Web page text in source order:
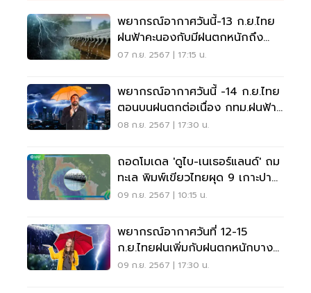
พยากรณ์อากาศวันนี้-13 ก.ย.ไทย
ฝนฟ้าคะนองกับมีฝนตกหนักถึง
หนักมากบางแห่ง
07 ก.ย. 2567 | 17:15 น.
พยากรณ์อากาศวันนี้ -14 ก.ย.ไทย
ตอนบนฝนตกต่อเนื่อง กทม.ฝนฟ้า
คะนอง 60 – 70 %
08 ก.ย. 2567 | 17:30 น.
ถอดโมเดล 'ดูไบ-เนเธอร์แลนด์' ถม
ทะเล พิมพ์เขียวไทยผุด 9 เกาะปาก
อ่าวไทย
09 ก.ย. 2567 | 10:15 น.
พยากรณ์อากาศวันที่ 12-15
ก.ย.ไทยฝนเพิ่มกับฝนตกหนักบาง
แห่ง
09 ก.ย. 2567 | 17:30 น.